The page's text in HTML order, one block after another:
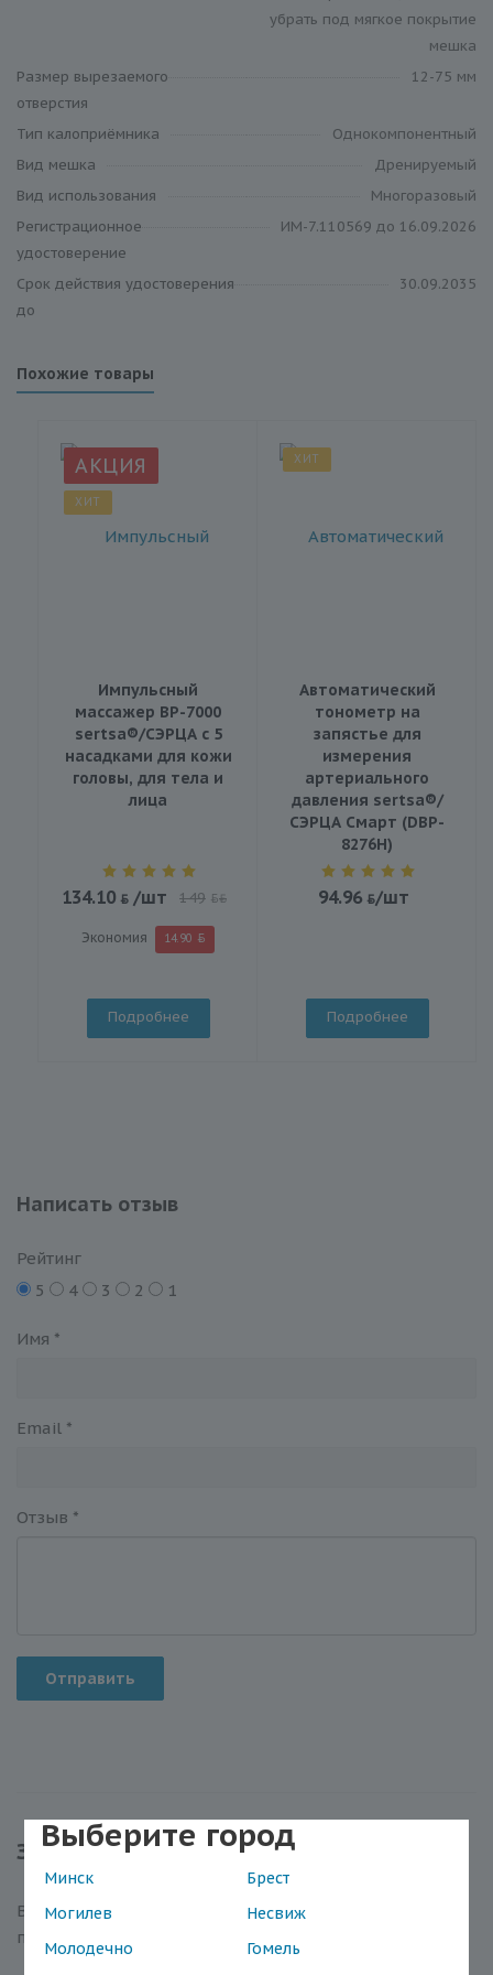
Выберите город
Минск
Брест
Могилев
Несвиж
Молодечно
Гомель
убрать под мягкое покрытие
мешка
Размер вырезаемого
отверстия
12-75 мм
Тип калоприёмника
Однокомпонентный
Вид мешка
Дренируемый
Вид использования
Многоразовый
Регистрационное
удостоверение
ИМ-7.110569 до 16.09.2026
Срок действия удостоверения
до
30.09.2035
Похожие товары
АКЦИЯ
ХИТ
Импульсный
массажер BP-7000
sertsa®/СЭРЦА с 5
насадками для кожи
головы, для тела и
лица
134.10 /шт 149 BYN
Экономия 14.90
Подробнее
ХИТ
Автоматический
тонометр на
запястье для
измерения
артериального
давления sertsa®/
СЭРЦА Смарт (DBP-
8276H)
94.96 /шт
Подробнее
Написать отзыв
Рейтинг
5
4 3 2 1
Имя *
Email *
Отзыв *
Отправить
Задать вопрос
Вы можете задать любой интересующий вас вопрос
по товару или работе магазина.